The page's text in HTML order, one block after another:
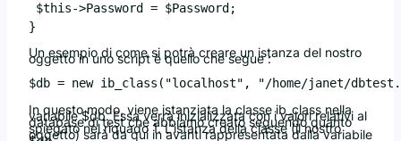
$this->Password = $Password;
Un esempio di come si potrà creare un istanza del nostro
oggetto in uno script è quello che segue :
In questo modo, viene istanziata la classe ib_class nella
variabile $db. Essa verrà inizializzata con i valori relativi al
database di test che abbiamo creato seguendo quanto
spiegato nel riquado 1. L’istanza della classe (il nostro
oggetto) sarà da qui in avanti rappresentata dalla variabile